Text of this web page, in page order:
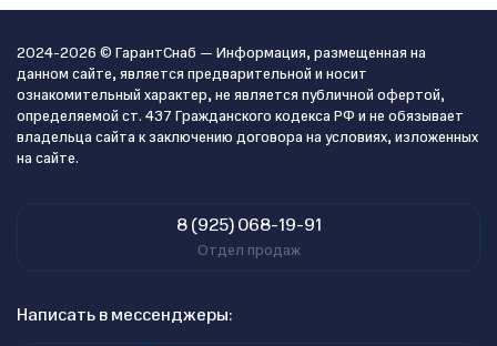
2024-2026 © ГарантСнаб — Информация, размещенная на
данном сайте, является предварительной и носит
ознакомительный характер, не является публичной офертой,
определяемой ст. 437 Гражданского кодекса РФ и не обязывает
владельца сайта к заключению договора на условиях, изложенных
на сайте.
8 (925) 068-19-91
Отдел продаж
Написать в мессенджеры: